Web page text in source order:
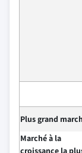
Plus grand
Marché à la
croissance la